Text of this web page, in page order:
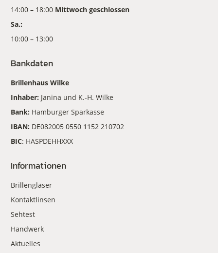
14:00 – 18:00 Mittwoch geschlossen
Sa.:
10:00 – 13:00
Bankdaten
Brillenhaus Wilke
Inhaber: Janina und K.-H. Wilke
Bank: Hamburger Sparkasse
IBAN: DE082005 0550 1152 210702
BIC: HASPDEHHXXX
Informationen
Brillengläser
Kontaktlinsen
Sehtest
Handwerk
Aktuelles